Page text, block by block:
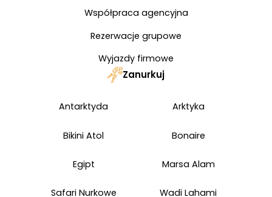
Współpraca agencyjna
Rezerwacje grupowe
Wyjazdy firmowe
Zanurkuj
Antarktyda Arktyka
Bikini Atol Bonaire
Egipt Marsa Alam
Safari Nurkowe Wadi Lahami